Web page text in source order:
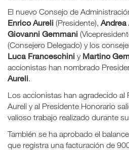
El nuevo Consejo de
Enrico Aureli (Presidente), Andrea
Giovanni Gemmani
(Consejero Delegado) y los
Luca Franceschini y Martino
accionistas han nombrado
Aureli.
Los accionistas han agradecido al
Aureli y al Presidente Honorario
valioso trabajo realizado durante
También se ha aprobado el
que registra una facturación de